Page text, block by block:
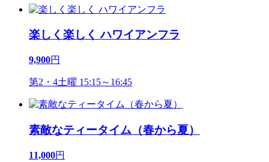
楽しく楽しく ハワイアンフラ
9,900円
第2・4土曜 15:15～16:45
素敵なティータイム（春から夏）
11,000円